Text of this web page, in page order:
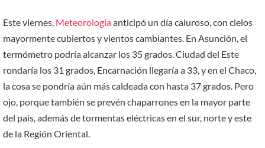
Este viernes, Meteorologíaanticipó un día caluroso, con cielos
mayormente cubiertos y vientos cambiantes. En Asunción, el
termómetro podría alcanzar los 35 grados. Ciudad del Este
rondaría los 31 grados, Encarnación llegaría a 33, y en el Chaco,
la cosa se pondría aún más caldeada con hasta 37 grados. Pero
ojo, porque también se prevén chaparrones en la mayor parte
del país, además de tormentas eléctricas en el sur, norte y este
de la Región Oriental.